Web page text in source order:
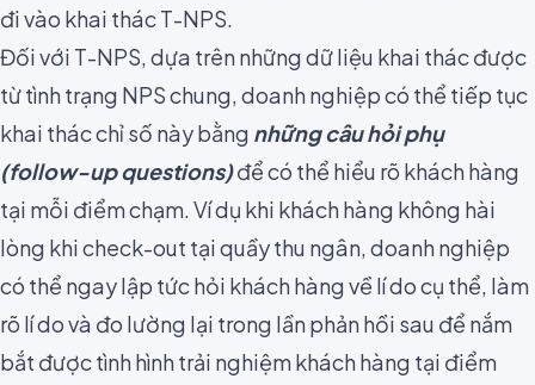
đi vào khai thác T-NPS.
Đối với T-NPS, dựa trên những dữ liệu khai thác được
từ tình trạng NPS chung, doanh nghiệp có thể tiếp tục
khai thác chỉ số này bằng những câu hỏi phụ
(follow-up questions)để có thể hiểu rõ khách hàng
tại mỗi điểm chạm. Ví dụ khi khách hàng không hài
lòng khi check-out tại quầy thu ngân, doanh nghiệp
có thể ngay lập tức hỏi khách hàng về lí do cụ thể, làm
rõ lí do và đo lường lại trong lần phản hồi sau để nắm
bắt được tình hình trải nghiệm khách hàng tại điểm